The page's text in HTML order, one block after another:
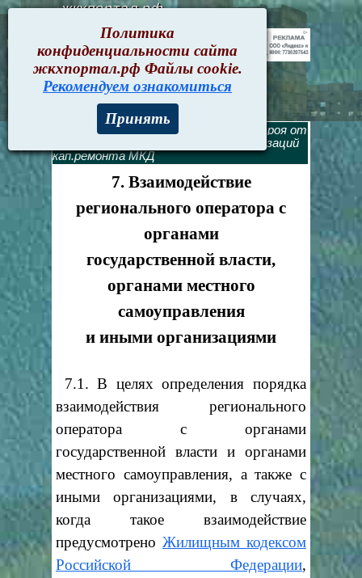
жкхпортал.рф
Текущие документы >
Приказ Минстроя от
04.10.2018 № 645/пр. Создание организаций
кап.ремонта МКД
7. Взаимодействие
регионального оператора с
органами
государственной власти,
органами местного
самоуправления
и иными организациями
7.1. В целях определения порядка
взаимодействия регионального
оператора с органами
государственной власти и органами
местного самоуправления, а также с
иными организациями, в случаях,
когда такое взаимодействие
предусмотрено Жилищным кодексом
Российской Федерации,
Политика
конфиденциальности сайта
жкхпортал.рф Файлы cookie.
Рекомендуем ознакомиться
Принять